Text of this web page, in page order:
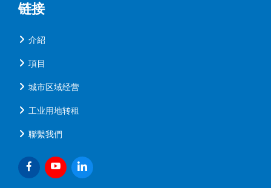
链接
介紹
項目
城市区域经营
工业用地转租
聯繫我們